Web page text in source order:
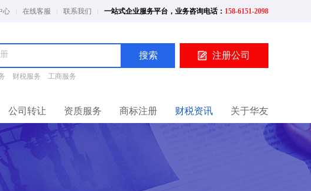
心 在线客服 联系我们 一站式企业服务平台，业务咨询电话： 158-6151-2098
搜索 注册公司
财税服务 工商服务
公司转让 资质服务 商标注册 财税资讯 关于华友